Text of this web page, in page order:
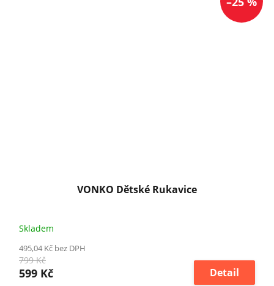
VONKO Dětské Rukavice
Skladem
495,04 Kč bez DPH
799 Kč
599 Kč Detail